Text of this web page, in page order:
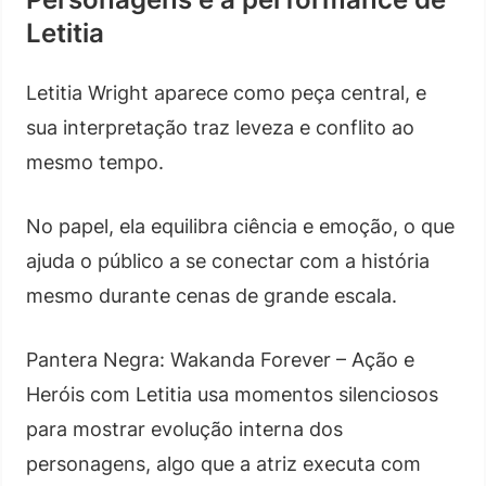
Letitia
Letitia Wright aparece como peça central, e
sua interpretação traz leveza e conflito ao
mesmo tempo.
No papel, ela equilibra ciência e emoção, o que
ajuda o público a se conectar com a história
mesmo durante cenas de grande escala.
Pantera Negra: Wakanda Forever – Ação e
Heróis com Letitia usa momentos silenciosos
para mostrar evolução interna dos
personagens, algo que a atriz executa com